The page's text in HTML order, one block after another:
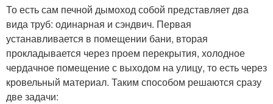
То есть сам печной дымоход собой представляет два
вида труб: одинарная и сэндвич. Первая
устанавливается в помещении бани, вторая
прокладывается через проем перекрытия, холодное
чердачное помещение с выходом на улицу, то есть через
кровельный материал. Таким способом решаются сразу
две задачи: